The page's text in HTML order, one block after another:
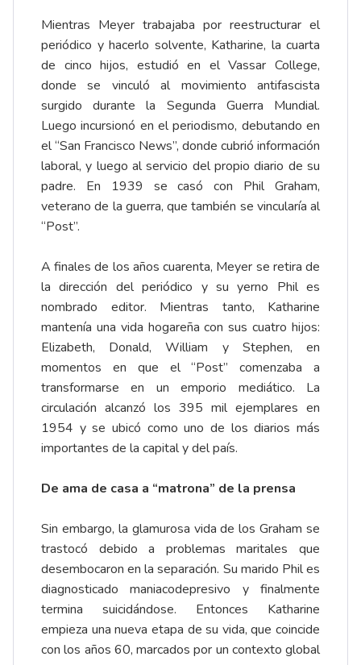
Mientras Meyer trabajaba por reestructurar el
periódico y hacerlo solvente, Katharine, la cuarta
de cinco hijos, estudió en el Vassar College,
donde se vinculó al movimiento antifascista
surgido durante la Segunda Guerra Mundial.
Luego incursionó en el periodismo, debutando en
el “San Francisco News”, donde cubrió información
laboral, y luego al servicio del propio diario de su
padre. En 1939 se casó con Phil Graham,
veterano de la guerra, que también se vincularía al
“Post”.
A finales de los años cuarenta, Meyer se retira de
la dirección del periódico y su yerno Phil es
nombrado editor. Mientras tanto, Katharine
mantenía una vida hogareña con sus cuatro hijos:
Elizabeth, Donald, William y Stephen, en
momentos en que el “Post” comenzaba a
transformarse en un emporio mediático. La
circulación alcanzó los 395 mil ejemplares en
1954 y se ubicó como uno de los diarios más
importantes de la capital y del país.
De ama de casa a “matrona” de la prensa
Sin embargo, la glamurosa vida de los Graham se
trastocó debido a problemas maritales que
desembocaron en la separación. Su marido Phil es
diagnosticado maniacodepresivo y finalmente
termina suicidándose. Entonces Katharine
empieza una nueva etapa de su vida, que coincide
con los años 60, marcados por un contexto global